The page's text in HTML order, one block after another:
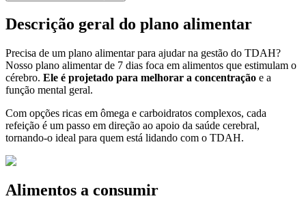
Descrição geral do plano alimentar
Precisa de um plano alimentar para ajudar na gestão do TDAH?
Nosso plano alimentar de 7 dias foca em alimentos que estimulam o
cérebro. Ele é projetado para melhorar a concentração e a
função mental geral.
Com opções ricas em ômega e carboidratos complexos, cada
refeição é um passo em direção ao apoio da saúde cerebral,
tornando-o ideal para quem está lidando com o TDAH.
Alimentos a consumir